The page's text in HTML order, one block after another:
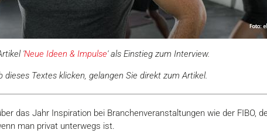
'Neue Ideen & Impulse' als Einstieg zum Interview.
dieses Textes klicken, gelangen Sie direkt zum Artikel.
das Jahr Inspiration bei Branchenveranstaltungen wie der FIBO,
man privat unterwegs ist.